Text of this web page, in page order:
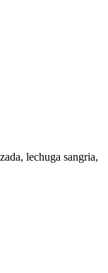
lechuga sangria,